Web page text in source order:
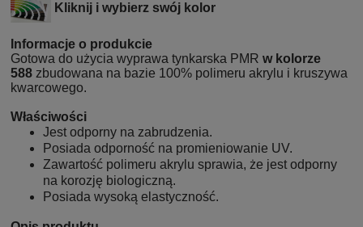
Kliknij i wybierz swój kolor
Informacje o produkcie
Gotowa do użycia wyprawa tynkarska PMR w kolorze
588 zbudowana na bazie 100% polimeru akrylu i kruszywa
kwarcowego.
Właściwości
Jest odporny na zabrudzenia.
Posiada odporność na promieniowanie UV.
Zawartość polimeru akrylu sprawia, że jest odporny
na korozję biologiczną.
Posiada wysoką elastyczność.